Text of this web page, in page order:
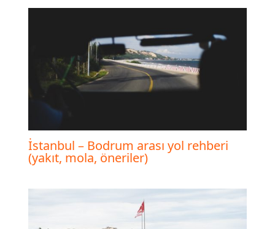
İstanbul – Bodrum arası yol rehberi
(yakıt, mola, öneriler)